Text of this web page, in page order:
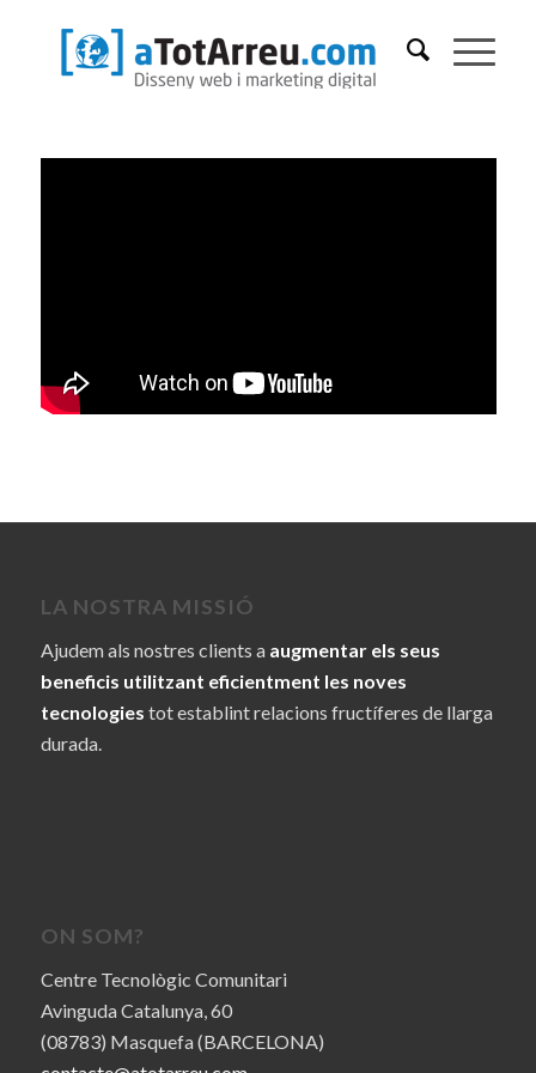
LA NOSTRA MISSIÓ
Ajudem als nostres clients a augmentar els seus
beneficis utilitzant eficientment les noves
tecnologies tot establint relacions fructíferes de llarga
durada.
ON SOM?
Centre Tecnològic Comunitari
Avinguda Catalunya, 60
(08783) Masquefa (BARCELONA)